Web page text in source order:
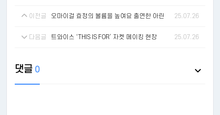
이전글 오마이걸 효정의 볼륨을 높여요 출연한 아린 25.07.26
다음글 트와이스 ‘THIS IS FOR’ 자켓 메이킹 현장 25.07.26
댓글 0